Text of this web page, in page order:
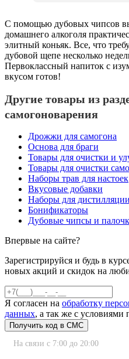
С помощью дубовых чипсов
домашнего алкоголя
элитный коньяк. Все, что
дубовой щепе несколько
Первоклассный напиток с
вкусом готов!
Другие товары из
самогоноварения
Дрожжи для самогона
Основа для браги
Товары для очистки и
Товары для очистки
Наборы трав для настоек
Вкусовые добавки
Наборы для дистилляции
Бонификаторы
Дубовые чипсы и
Впервые на сайте?
Зарегистрируйся и будь в
новых акций и скидок на
Я согласен на обработку
данных, а так же с условиями
На связи с 7:00 до 20:00